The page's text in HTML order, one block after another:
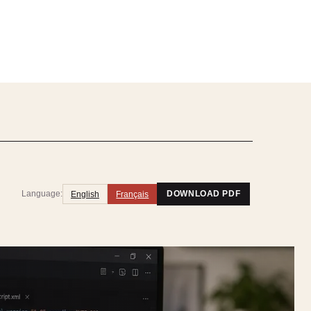
Language: English Français DOWNLOAD PDF